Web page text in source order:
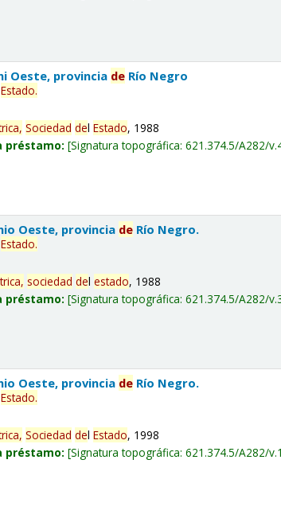
Oeste, provincia de Río Negro
Estado.
Sociedad delEstado, 1988
préstamo: Signatura topográfica:621.374.5/A282/
Oeste, provincia de Río Negro.
Estado.
sociedad delestado, 1988
préstamo: Signatura topográfica:621.374.5/A282/
Oeste, provincia de Río Negro.
Estado.
Sociedad delEstado, 1998
préstamo: Signatura topográfica:621.374.5/A282/